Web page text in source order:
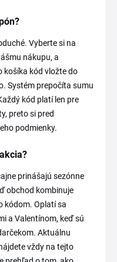
Vyberte si na
nákupu, a
košíka kód vložte do
Systém prepočíta sumu
kód platí len pre
preto si pred
podmienky.
prinášajú sezónne
obchod kombinuje
kódom. Oplatí sa
a Valentínom, keď sú
Aktuálnu
vždy na tejto